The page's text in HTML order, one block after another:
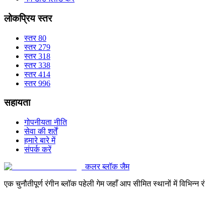
लोकप्रिय स्तर
स्तर 80
स्तर 279
स्तर 318
स्तर 338
स्तर 414
स्तर 996
सहायता
गोपनीयता नीति
सेवा की शर्तें
हमारे बारे में
संपर्क करें
कलर ब्लॉक जैम
एक चुनौतीपूर्ण रंगीन ब्लॉक पहेली गेम जहाँ आप सीमित स्थानों में